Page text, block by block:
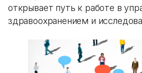
открывает путь к работе в
здравоохранением и